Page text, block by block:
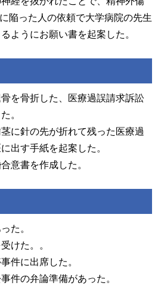
陥った人の依頼で大学病院の先生
ようにお願い書を起案した。
を骨折した、医療過誤請求訴訟
。
に針の先が折れて残った医療過
出す手紙を起案した。
意書を作成した。
た。
けた。。
件に出席した。
件の弁論準備があった。